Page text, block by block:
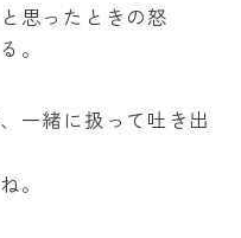
思ったときの怒
。
一緒に扱って吐き出
。